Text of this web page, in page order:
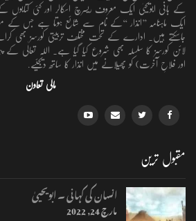
کے بانی ابویحییٰ ایک معروف ریسرچ اسکالر اور کئی
ایک ماہنامہ ’’انذار ‘‘کے نام سے شائع ہوتا ہے جس
جاسکتے ہیں۔ ادارے کے تحت مختلف تربیتی کورسز بھی
لائن کورسز کا سلسلہ بھی شروع کیا گیا ہے۔ اللہ تعالٰی کے
اور فلاحِ آخرت) کو پھیلانے میں انذار کا ساتھ دیجئیے.
مالی تعاون
مقبول ترین
انسان کی کہانی ۔ ابویحییٰ
مارچ 24, 2022